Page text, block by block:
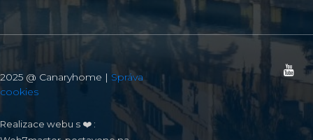
2025 @ Canaryhome | Správa
cookies
Realizace webu s ❤️ :